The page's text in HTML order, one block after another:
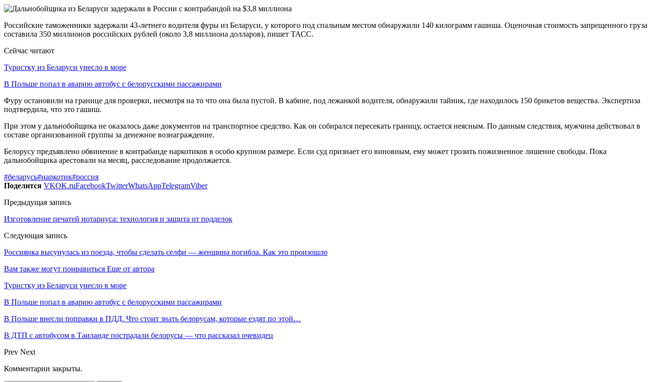
Российские таможенники задержали 43-летнего водителя фуры из Беларуси, у которого под спальным местом обнаружили 140 килограмм гашиша. Оценочная стоимость запрещенного груза
составила 350 миллионов российских рублей (около 3,8 миллиона долларов), пишет ТАСС.
Сейчас читают
Туристку из Беларуси унесло в море
В Польше попал в аварию автобус с белорусскими пассажирами
Фуру остановили на границе для проверки, несмотря на то что она была пустой. В кабине, под лежанкой водителя, обнаружили тайник, где находилось 150 брикетов вещества. Экспертиза
подтвердила, что это гашиш.
При этом у дальнобойщика не оказалось даже документов на транспортное средство. Как он собирался пересекать границу, остается неясным. По данным следствия, мужчина действовал в
составе организованной группы за денежное вознаграждение.
Белорусу предъявлено обвинение в контрабанде наркотиков в особо крупном размере. Если суд признает его виновным, ему может грозить пожизненное лишение свободы. Пока
дальнобойщика арестовали на месяц, расследование продолжается.
#беларусь#наркотик#россия
Поделится VKOK.ruFacebookTwitterWhatsAppTelegramViber
Предыдущая запись
Изготовление печатей нотариуса: технология и защита от подделок
Следующая запись
Россиянка высунулась из поезда, чтобы сделать селфи — женщина погибла. Как это произошло
Вам также могут понравиться Еще от автора
Туристку из Беларуси унесло в море
В Польше попал в аварию автобус с белорусскими пассажирами
В Польше внесли поправки в ПДД. Что стоит знать белорусам, которые ездят по этой…
В ДТП с автобусом в Таиланде пострадали белорусы — что рассказал очевидец
Prev Next
Комментарии закрыты.